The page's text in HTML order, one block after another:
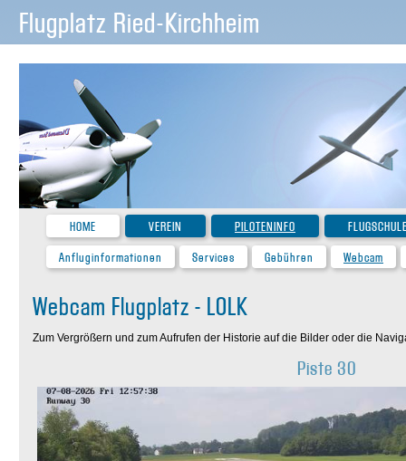
Flugplatz Ried-Kirchheim
HOME VEREIN PILOTENINFO
Anfluginformationen
Services Gebühren Webcam
Webcam Flugplatz - LOLK
Zum Vergrößern und zum Aufrufen der Historie auf die Bilder oder die
Piste 30